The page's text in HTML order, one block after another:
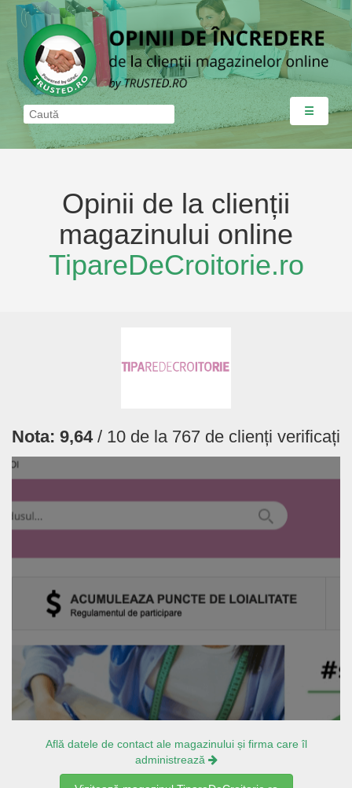
☰
Opinii de la clienții
magazinului online
TipareDeCroitorie.ro
Nota: 9,64/ 10 de la 767 de clienți verificați
Află datele de contact ale magazinului și firma care îl
administrează